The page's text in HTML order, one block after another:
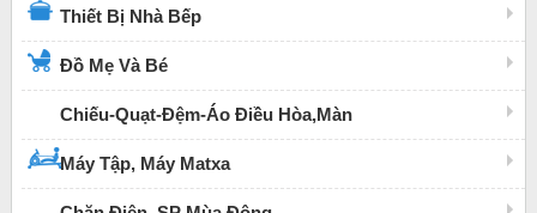
Thiết Bị Nhà Bếp
Đồ Mẹ Và Bé
Chiếu-Quạt-Đệm-Áo Điều Hòa,Màn
Máy Tập, Máy Matxa